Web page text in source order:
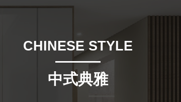
CHINESE STYLE
中式典雅